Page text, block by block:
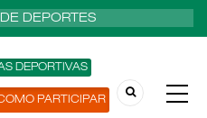
DEPORTES
PARTICIPAR
DEPORTIVAS